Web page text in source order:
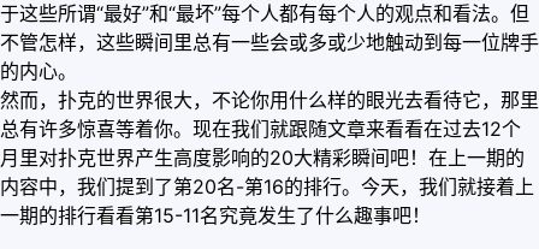
于这些所谓“最好”和“最坏”每个人都有每个人的观点和看法。但
不管怎样，这些瞬间里总有一些会或多或少地触动到每一位牌手
的内心。
然而，扑克的世界很大，不论你用什么样的眼光去看待它，那里
总有许多惊喜等着你。现在我们就跟随文章来看看在过去12个
月里对扑克世界产生高度影响的20大精彩瞬间吧！在上一期的
内容中，我们提到了第20名-第16的排行。今天，我们就接着上
一期的排行看看第15-11名究竟发生了什么趣事吧！